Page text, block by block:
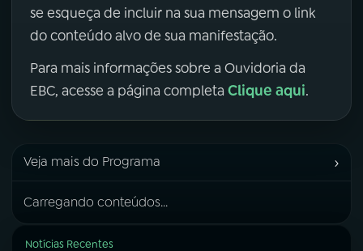
se esqueça de incluir na sua mensagem o link
do conteúdo alvo de sua manifestação.
Para mais informações sobre a Ouvidoria da
EBC, acesse a página completa Clique aqui.
Veja mais do Programa ›
Carregando conteúdos...
Notícias Recentes